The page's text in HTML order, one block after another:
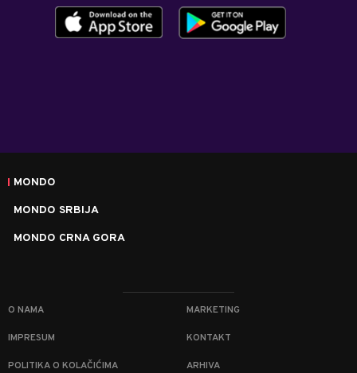
MONDO
MONDO SRBIJA
MONDO CRNA GORA
O NAMA MARKETING
IMPRESUM KONTAKT
POLITIKA O KOLAČIĆIMA ARHIVA